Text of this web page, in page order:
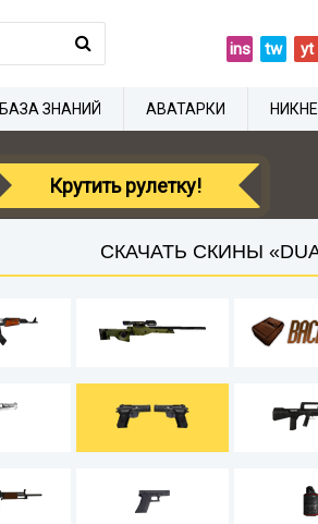
СКАЧАТЬ СКИНЫ
ins tw yt
БАЗА ЗНАНИЙ АВАТАРКИ
Крутить рулетку!